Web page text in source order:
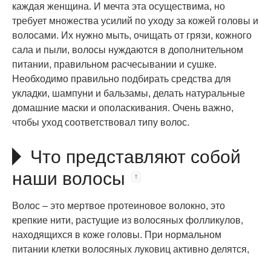
каждая женщина. И мечта эта осуществима, но
требует множества усилий по уходу за кожей головы и
волосами. Их нужно мыть, очищать от грязи, кожного
сала и пыли, волосы нуждаются в дополнительном
питании, правильном расчесывании и сушке.
Необходимо правильно подбирать средства для
укладки, шампуни и бальзамы, делать натуральные
домашние маски и ополаскивания. Очень важно,
чтобы уход соответствовал типу волос.
Что представляют собой
наши волосы
Волос – это мертвое протеиновое волокно, это
крепкие нити, растущие из волосяных фолликулов,
находящихся в коже головы. При нормальном
питании клетки волосяных луковиц активно делятся,